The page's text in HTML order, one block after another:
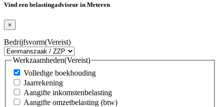
Vind een belastingadviseur in Meteren
×
Bedrijfsvorm(Vereist)
Werkzaamheden(Vereist)
Volledige boekhouding
Jaarrekening
Aangifte inkomstenbelasting
Aangifte omzetbelasting (btw)